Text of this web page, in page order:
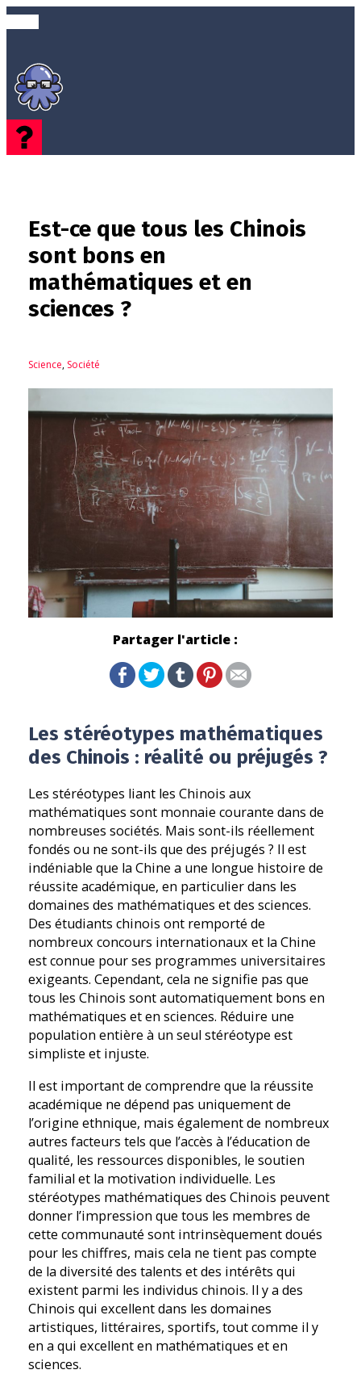
Est-ce que tous les Chinois
sont bons en
mathématiques et en
sciences ?
Science, Société
Partager l'article :
Les stéréotypes mathématiques
des Chinois : réalité ou préjugés ?
Les stéréotypes liant les Chinois aux
mathématiques sont monnaie courante dans de
nombreuses sociétés. Mais sont-ils réellement
fondés ou ne sont-ils que des préjugés ? Il est
indéniable que la Chine a une longue histoire de
réussite académique, en particulier dans les
domaines des mathématiques et des sciences.
Des étudiants chinois ont remporté de
nombreux concours internationaux et la Chine
est connue pour ses programmes universitaires
exigeants. Cependant, cela ne signifie pas que
tous les Chinois sont automatiquement bons en
mathématiques et en sciences. Réduire une
population entière à un seul stéréotype est
simpliste et injuste.
Il est important de comprendre que la réussite
académique ne dépend pas uniquement de
l’origine ethnique, mais également de nombreux
autres facteurs tels que l’accès à l’éducation de
qualité, les ressources disponibles, le soutien
familial et la motivation individuelle. Les
stéréotypes mathématiques des Chinois peuvent
donner l’impression que tous les membres de
cette communauté sont intrinsèquement doués
pour les chiffres, mais cela ne tient pas compte
de la diversité des talents et des intérêts qui
existent parmi les individus chinois. Il y a des
Chinois qui excellent dans les domaines
artistiques, littéraires, sportifs, tout comme il y
en a qui excellent en mathématiques et en
sciences.